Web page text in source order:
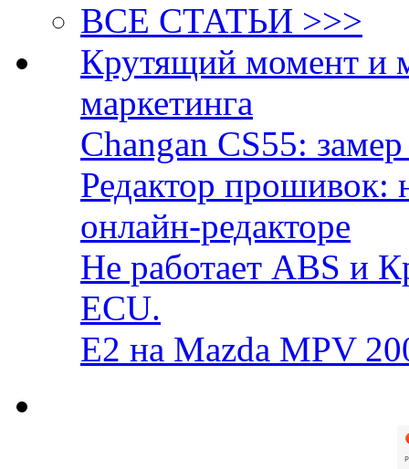
ВСЕ СТАТЬИ >>>
Крутящий момент и
маркетинга
Changan CS55:
Редактор прошивок:
онлайн-редакторе
Не работает ABS и
ECU.
E2 на Mazda MPV